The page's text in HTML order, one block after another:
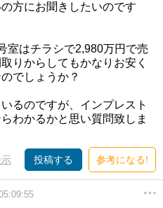
方にお聞きしたいのです
室はチラシで2,980万円で売
りからしてもかなりお安く
でしょうか？
るのですが、インプレスト
わかるかと思い質問致しま
投稿する 参考になる!